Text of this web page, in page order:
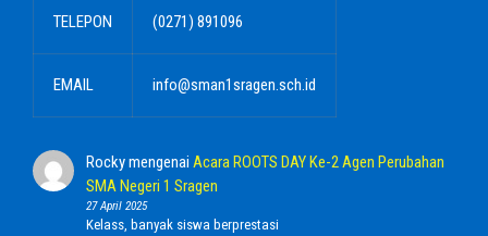
TELEPON (0271) 891096
EMAIL info@sman1sragen.sch.id
Rockymengenai Acara ROOTS DAY Ke-2 Agen Perubahan
SMA Negeri 1 Sragen
27 April 2025
Kelass, banyak siswa berprestasi